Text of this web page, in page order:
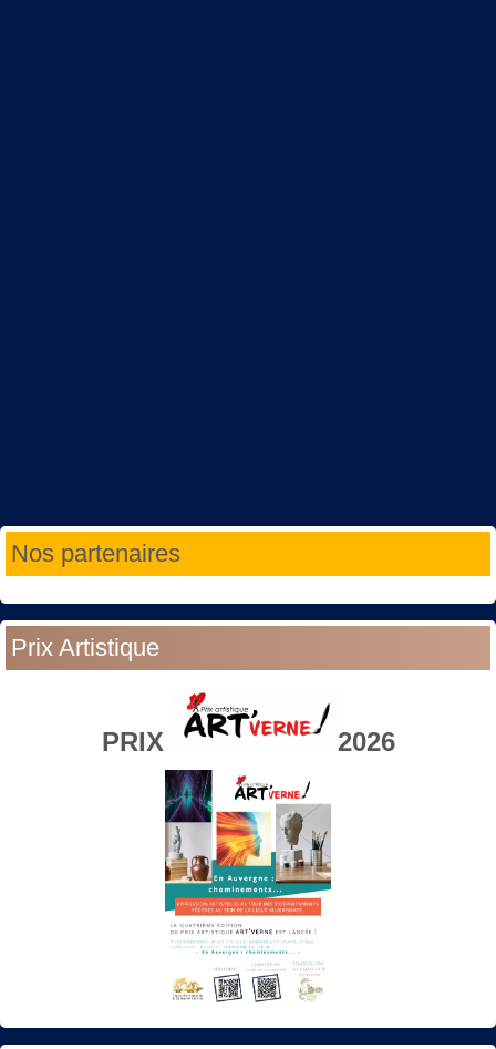
Nos partenaires
Prix Artistique
PRIX 2026
Année
précédente
Mois
précédent
Année
suivante
Mois
suivant